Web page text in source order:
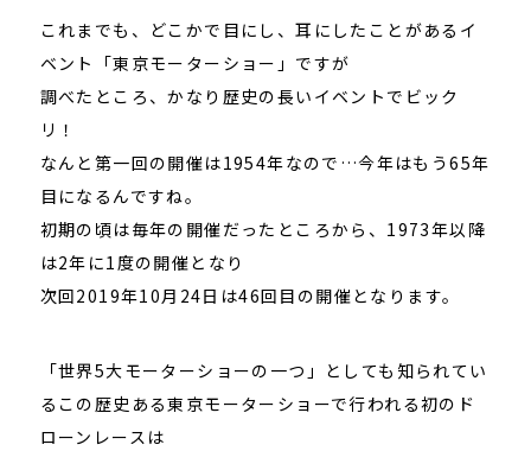
これまでも、どこかで目にし、耳にしたことがあるイ
ベント「東京モーターショー」ですが
調べたところ、かなり歴史の長いイベントでビック
リ！
なんと第一回の開催は1954年なので…今年はもう65年
目になるんですね。
初期の頃は毎年の開催だったところから、1973年以降
は2年に1度の開催となり
次回2019年10月24日は46回目の開催となります。
「世界5大モーターショーの一つ」としても知られてい
るこの歴史ある東京モーターショーで行われる初のド
ローンレースは